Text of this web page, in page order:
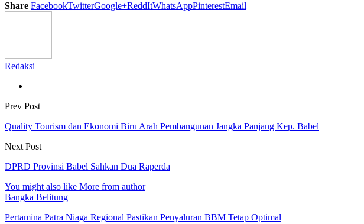
Share FacebookTwitterGoogle+ReddItWhatsAppPinterestEmail
Redaksi
Prev Post
Quality Tourism dan Ekonomi Biru Arah Pembangunan Jangka Panjang Kep. Babel
Next Post
DPRD Provinsi Babel Sahkan Dua Raperda
You might also like More from author
Bangka Belitung
Pertamina Patra Niaga Regional Pastikan Penyaluran BBM Tetap Optimal